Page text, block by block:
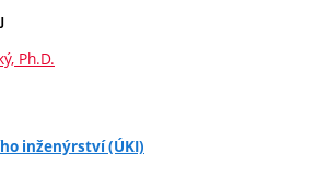
Ph.D.
inženýrství (ÚKI)